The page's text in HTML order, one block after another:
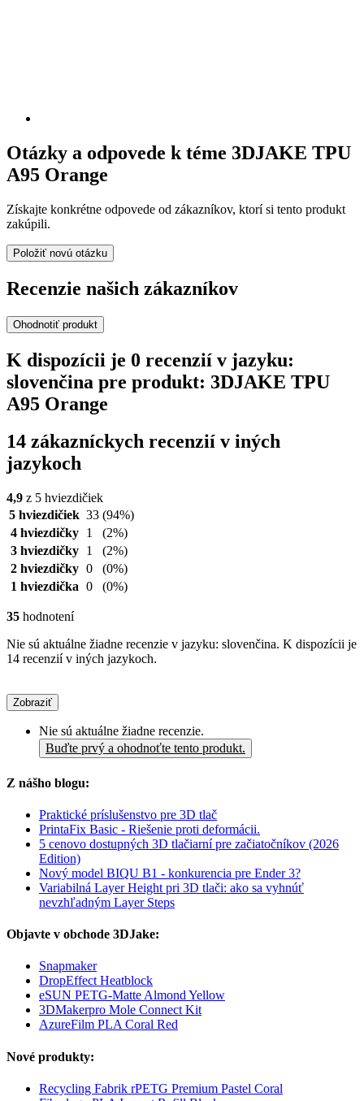
Otázky a odpovede k téme 3DJAKE TPU
A95 Orange
Získajte konkrétne odpovede od zákazníkov, ktorí si tento produkt
zakúpili.
Položiť novú otázku
Recenzie našich zákazníkov
Ohodnotiť produkt
K dispozícii je 0 recenzií v jazyku:
slovenčina pre produkt: 3DJAKE TPU
A95 Orange
14 zákazníckych recenzií v iných
jazykoch
4,9 z 5 hviezdičiek
5 hviezdičiek 33 (94%)
4 hviezdičky
1
(2%)
3 hviezdičky
1
(2%)
2 hviezdičky 0
(0%)
1 hviezdička 0 (0%)
35 hodnotení
Nie sú aktuálne žiadne recenzie v jazyku: slovenčina. K dispozícii je
14 recenzií v iných jazykoch.
Zobraziť
Nie sú aktuálne žiadne recenzie.
Buďte prvý a ohodnoťte tento produkt.
Z nášho blogu:
Praktické príslušenstvo pre 3D tlač
PrintaFix Basic - Riešenie proti deformácii.
5 cenovo dostupných 3D tlačiarní pre začiatočníkov (2026
Edition)
Nový model BIQU B1 - konkurencia pre Ender 3?
Variabilná Layer Height pri 3D tlači: ako sa vyhnúť
nevzhľadným Layer Steps
Objavte v obchode 3DJake:
Snapmaker
DropEffect Heatblock
eSUN PETG-Matte Almond Yellow
3DMakerpro Mole Connect Kit
AzureFilm PLA Coral Red
Nové produkty:
Recycling Fabrik rPETG Premium Pastel Coral